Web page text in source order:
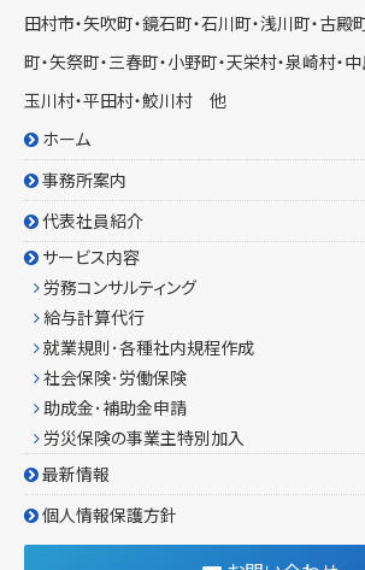
田村市・矢吹町・鏡石町・石川町・浅川町・古殿
町・矢祭町・三春町・小野町・天栄村・泉崎村・中
玉川村・平田村・鮫川村 他
ホーム
事務所案内
代表社員紹介
サービス内容
労務コンサルティング
給与計算代行
就業規則･各種社内規程作成
社会保険･労働保険
助成金･補助金申請
労災保険の事業主特別加入
最新情報
個人情報保護方針